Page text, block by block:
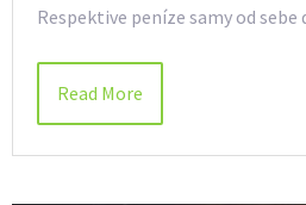
Respektive peníze samy od
Read More